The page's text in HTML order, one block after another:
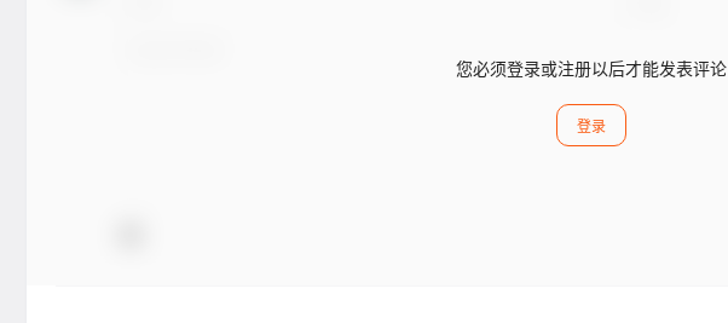
您必须登录或注册以后才能发表评论
登录